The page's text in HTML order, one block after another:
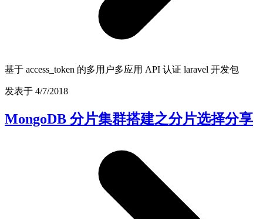
基于 access_token 的多用户多应用 API 认证 laravel 开发包
发表于 4/7/2018
MongoDB 分片集群搭建之分片选择分享